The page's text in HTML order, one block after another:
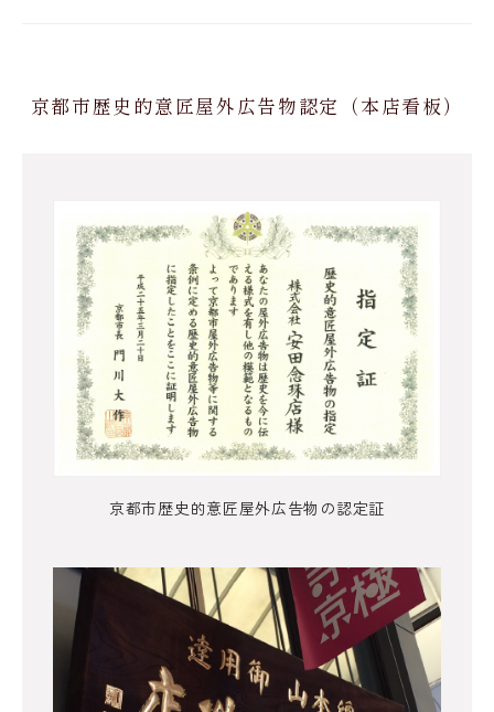
京都市歴史的意匠屋外広告物認定 （本店看板）
京都市歴史的意匠屋外広告物の認定証